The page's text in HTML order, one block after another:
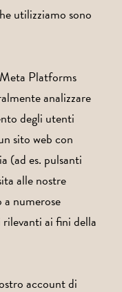
utilizziamo sono
Platforms
analizzare
degli utenti
sito web con
(ad es. pulsanti
alle nostre
a numerose
ai fini della
account di